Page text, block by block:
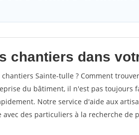
chantiers dans
Sainte-tulle ? Comment
du bâtiment, il n'est pas toujours
Notre service d'aide aux
avec des particuliers à la recherche de